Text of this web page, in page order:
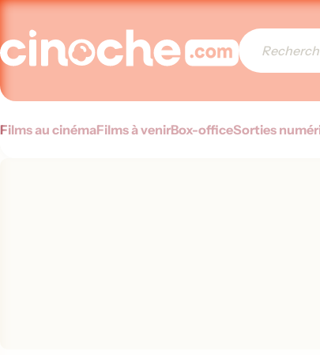
Films au cinémaFilms à venirBox-officeSorties